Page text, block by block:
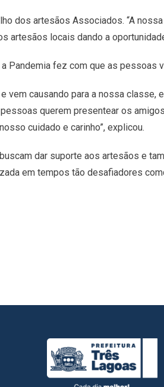
dos artesãos Associados. “A
artesãos locais dando a
Pandemia fez com que as pessoas
vem causando para a nossa
querem presentear os
cuidado e carinho”, explicou.
dar suporte aos artesãos e
em tempos tão desafiadores